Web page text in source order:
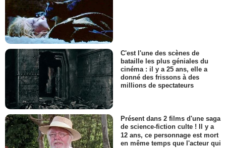
C'est l'une des scènes de
bataille les plus géniales du
cinéma : il y a 25 ans, elle a
donné des frissons à des
millions de spectateurs
Présent dans 2 films d'une saga
de science-fiction culte ! Il y a
12 ans, ce personnage est mort
en même temps que l'acteur qui